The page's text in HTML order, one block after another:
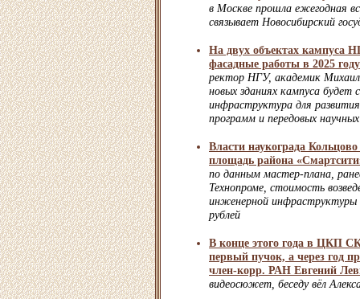
в Москве прошла ежегодная
связывает Новосибирский
На двух объектах кампуса
фасадные работы в 2025 году
ректор НГУ, академик
новых зданиях кампуса будет
инфраструктура для
программ и передовых
Власти наукограда
площадь района
по данным мастер-плана,
Технопроме, стоимость
инженерной инфраструктуры
рублей
В конце этого года в ЦКП
первый пучок, а через год
член-корр. РАН Евгений
видеосюжет, беседу вёл